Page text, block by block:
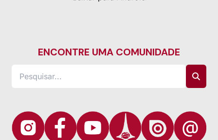
ENCONTRE UMA COMUNIDADE